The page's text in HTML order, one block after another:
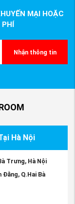
MẠI HOẶC
Nhận thông tin
Hà Nội
Trưng, Hà Nội
Đằng, Q.Hai Bà